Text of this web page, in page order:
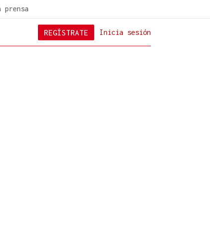
prensa
Inicia sesión
REGÍSTRATE